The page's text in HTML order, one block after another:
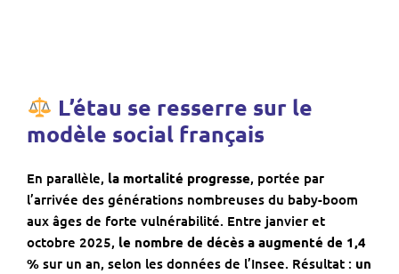
L’étau se resserre sur le
modèle social français
En parallèle, la mortalité progresse, portée par
l’arrivée des générations nombreuses du baby-boom
aux âges de forte vulnérabilité. Entre janvier et
octobre 2025, le nombre de décès a augmenté de 1,4
% sur un an, selon les données de l’Insee. Résultat : un